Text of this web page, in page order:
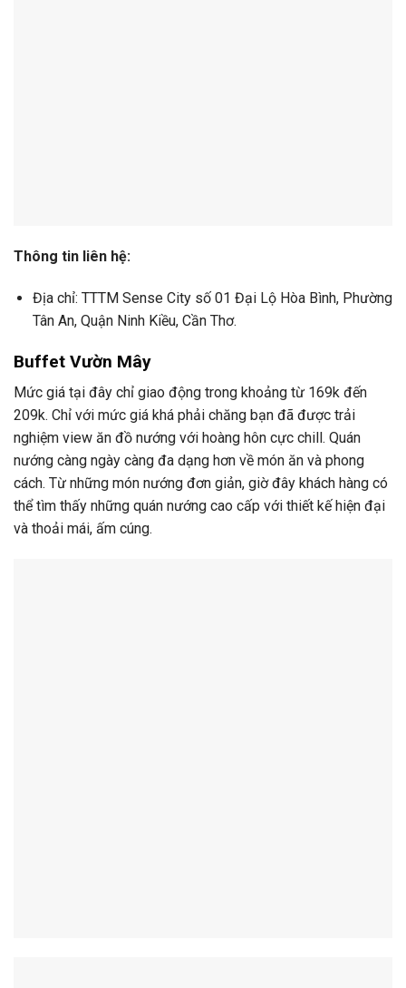
Thông tin liên hệ:
Địa chỉ: TTTM Sense City số 01 Đại Lộ Hòa Bình, Phường
Tân An, Quận Ninh Kiều, Cần Thơ.
Buffet Vườn Mây
Mức giá tại đây chỉ giao động trong khoảng từ 169k đến
209k. Chỉ với mức giá khá phải chăng bạn đã được trải
nghiệm view ăn đồ nướng với hoàng hôn cực chill. Quán
nướng càng ngày càng đa dạng hơn về món ăn và phong
cách. Từ những món nướng đơn giản, giờ đây khách hàng có
thể tìm thấy những quán nướng cao cấp với thiết kế hiện đại
và thoải mái, ấm cúng.